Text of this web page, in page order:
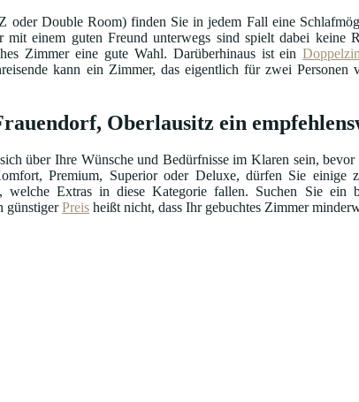
oder Double Room) finden Sie in jedem Fall eine
mit einem guten Freund unterwegs sind spielt dabei
Zimmer eine gute Wahl. Darüberhinaus ist ein
kann ein Zimmer, das eigentlich für zwei Personen
Oberlausitz ein
über Ihre Wünsche und Bedürfnisse im Klaren sein,
Premium, Superior oder Deluxe, dürfen Sie einige
welche Extras in diese Kategorie fallen. Suchen Sie ein
günstigerPreis heißt nicht, dass Ihr gebuchtes Zimmer